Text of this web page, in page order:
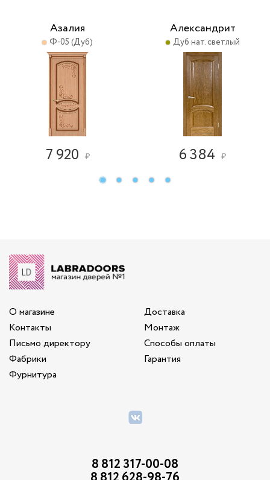
Азалия
Ф-05 (Дуб)
7 920 ₽
Александрит
Дуб нат. светлый
6 384 ₽
О магазине
Контакты
Письмо директору
Фабрики
Фурнитура
Доставка
Монтаж
Способы оплаты
Гарантия
8 812 317-00-08